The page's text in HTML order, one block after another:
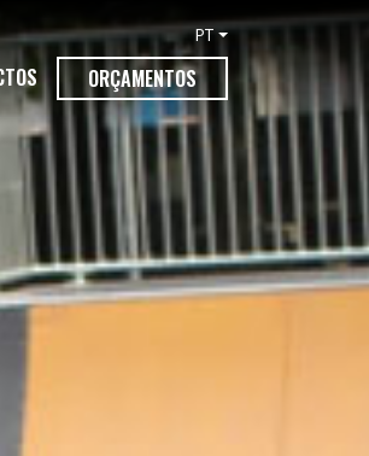
PT
ORÇAMENTOS